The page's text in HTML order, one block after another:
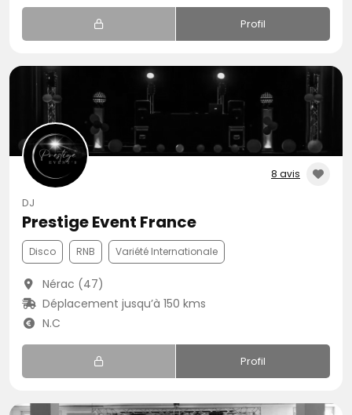
Profil
8 avis
DJ
Prestige Event France
Disco RNB Variété Internationale
Nérac (47)
Déplacement jusqu’à 150 kms
N.C
Profil